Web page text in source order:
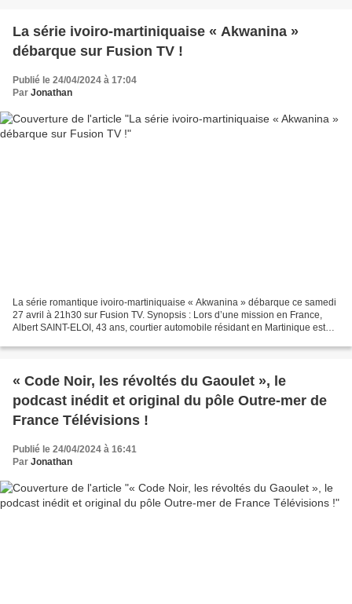
La série ivoiro-martiniquaise « Akwanina »
débarque sur Fusion TV !
Publié le 24/04/2024 à 17:04
Par Jonathan
La série romantique ivoiro-martiniquaise « Akwanina » débarque ce samedi
27 avril à 21h30 sur Fusion TV. Synopsis : Lors d’une mission en France,
Albert SAINT-ELOI, 43 ans, courtier automobile résidant en Martinique est
« Code Noir, les révoltés du Gaoulet », le
podcast inédit et original du pôle Outre-mer de
France Télévisions !
Publié le 24/04/2024 à 16:41
Par Jonathan